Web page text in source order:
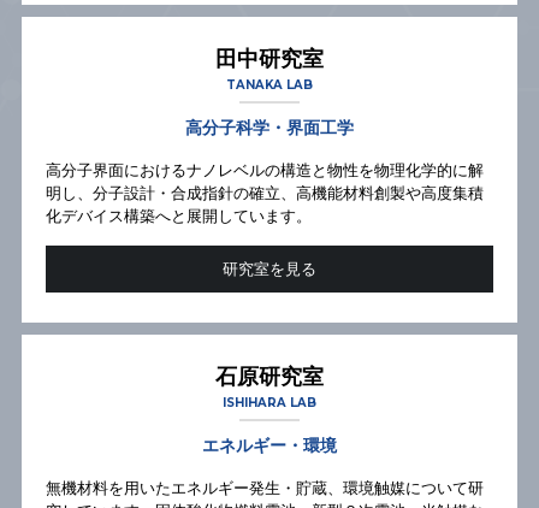
田中研究室
TANAKA LAB
高分子科学・界面工学
高分子界面におけるナノレベルの構造と物性を物理化学的に解
明し、分子設計・合成指針の確立、高機能材料創製や高度集積
化デバイス構築へと展開しています。
研究室を見る
石原研究室
ISHIHARA LAB
エネルギー・環境
無機材料を用いたエネルギー発生・貯蔵、環境触媒について研